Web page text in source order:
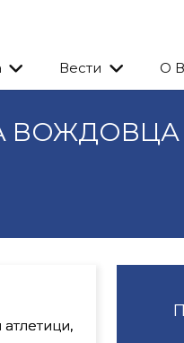
Вести О
ВОЖДОВЦА